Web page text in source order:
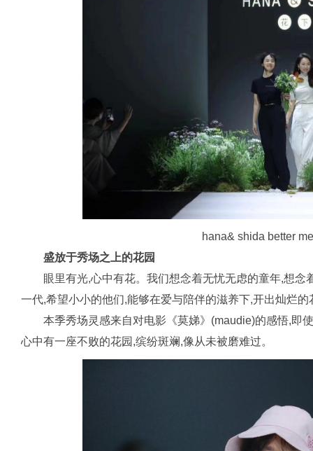
hana& shida better
盛放于秀场之上的花园
眼里有光,心中有花。我们想念着无忧无虑的童年,想
一代,希望小小的他们,能够在爱与陪伴的滋养下,开出灿烂的
本季秀场灵感来自对电影《莫娣》(maudie)的感悟,即
心中有一座不败的花园,缤纷斑斓,像从未被磨难过。